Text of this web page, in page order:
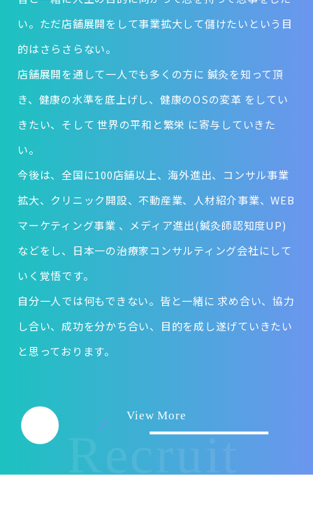
い。ただ店舗展開をして事業拡大して儲けたいという目
的はさらさらない。
店舗展開を通して一人でも多くの方に 鍼灸を知って頂
き、健康の水準を底上げし、健康のOSの変革 をしてい
きたい、そして 世界の平和と繁栄 に寄与していきた
い。
今後は、全国に100店舗以上、海外進出、コンサル事業
拡大、クリニック開設、不動産業、人材紹介事業、WEB
マーケティング事業 、メディア進出(鍼灸師認知度UP)
などをし、日本一の治療家コンサルティング会社にして
いく覚悟です。
自分一人では何もできない。皆と一緒に 求め合い、協力
し合い、成功を分かち合い、目的を成し遂げていきたい
と思っております。
View More
Recruit